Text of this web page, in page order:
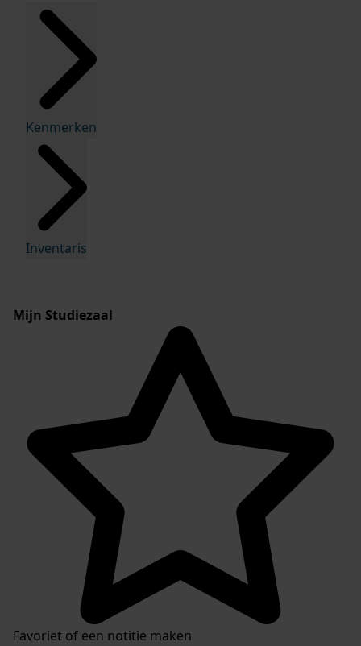
Kenmerken
Inventaris
Mijn Studiezaal
Favoriet of een notitie maken